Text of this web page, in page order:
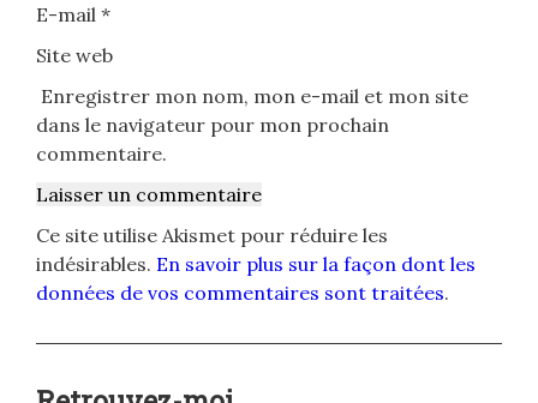
E-mail *
Site web
Enregistrer mon nom, mon e-mail et mon site
dans le navigateur pour mon prochain
commentaire.
Ce site utilise Akismet pour réduire les
indésirables. En savoir plus sur la façon dont les
données de vos commentaires sont traitées.